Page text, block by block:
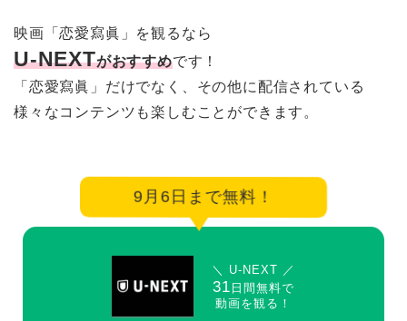
映画「恋愛寫眞」を観るなら
U-NEXTがおすすめです！
「恋愛寫眞」だけでなく、その他に配信されている
様々なコンテンツも楽しむことができます。
9月6日まで無料！
＼ U-NEXT ／
31 日間無料で
動画を観る！